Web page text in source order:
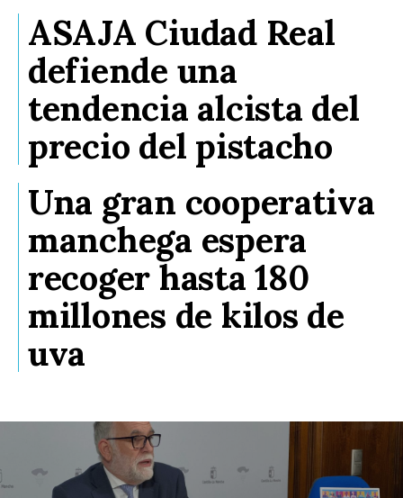
ASAJA Ciudad Real
defiende una
tendencia alcista del
precio del pistacho
Una gran cooperativa
manchega espera
recoger hasta 180
millones de kilos de
uva